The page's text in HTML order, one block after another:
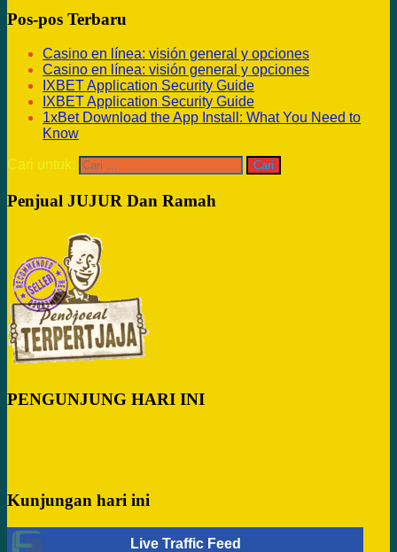
Pos-pos Terbaru
Casino en línea: visión general y opciones
Casino en línea: visión general y opciones
IXBET Application Security Guide
IXBET Application Security Guide
1xBet Download the App Install: What You Need to
Know
Cari untuk:
Penjual JUJUR Dan Ramah
PENGUNJUNG HARI INI
Kunjungan hari ini
Live Traffic Feed